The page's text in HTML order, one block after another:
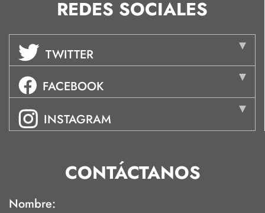
REDES SOCIALES
TWITTER
FACEBOOK
INSTAGRAM
CONTÁCTANOS
Nombre: